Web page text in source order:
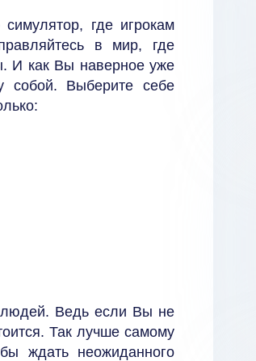
где игрокам
в мир, где
И как Вы наверное уже
собой. Выберите себе
людей. Ведь если Вы не
Так лучше самому
ждать неожиданного